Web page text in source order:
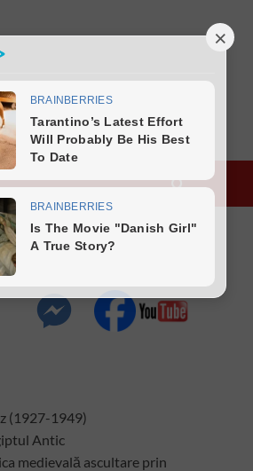
(1927-1949)
Antic
medievală ascultare prin